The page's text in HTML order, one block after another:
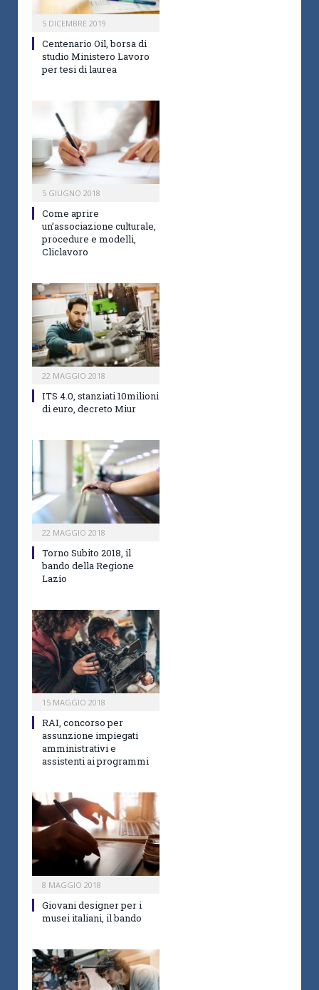
5 DICEMBRE 2019
Centenario Oil, borsa di
studio Ministero Lavoro
per tesi di laurea
5 GIUGNO 2018
Come aprire
un’associazione culturale,
procedure e modelli,
Cliclavoro
22 MAGGIO 2018
ITS 4.0, stanziati 10milioni
di euro, decreto Miur
22 MAGGIO 2018
Torno Subito 2018, il
bando della Regione
Lazio
15 MAGGIO 2018
RAI, concorso per
assunzione impiegati
amministrativi e
assistenti ai programmi
8 MAGGIO 2018
Giovani designer per i
musei italiani, il bando